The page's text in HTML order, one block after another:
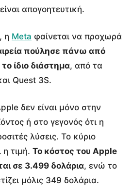
απογοητευτική.
η Meta φαίνεται να προχωρά
πούλησε πάνω από
ίδιο διάστημα, από τα
Quest 3S.
δεν είναι μόνο στην
ή στο γεγονός ότι η
λύσεις. Το κύριο
τιμή. Το κόστος του Apple
σε 3.499 δολάρια, ενώ το
μόλις 349 δολάρια.